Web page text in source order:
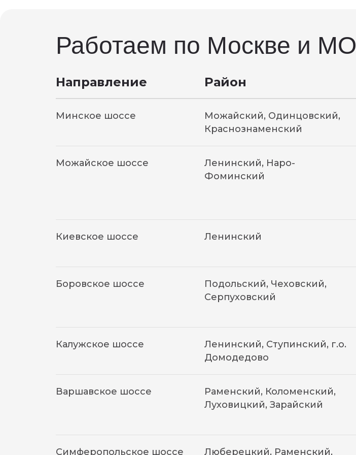
Работаем по Москве и МО
Направление Район
Минское шоссе
Можайский, Одинцовский,
Краснознаменский
Можайское шоссе
Ленинский, Наро-
Фоминский
Киевское шоссе Ленинский
Боровское шоссе
Подольский, Чеховский,
Серпуховский
Калужское шоссе
Ленинский, Ступинский, г.о.
Домодедово
Варшавское шоссе
Раменский, Коломенский,
Луховицкий, Зарайский
Симферопольское шоссе Люберецкий, Раменский,